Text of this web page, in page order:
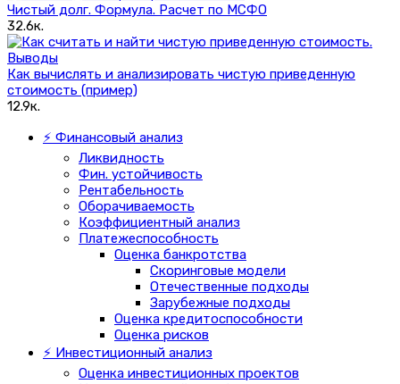
Чистый долг. Формула. Расчет по МСФО
32.6к.
Как вычислять и анализировать чистую приведенную
стоимость (пример)
12.9к.
⚡ Финансовый анализ
Ликвидность
Фин. устойчивость
Рентабельность
Оборачиваемость
Коэффициентный анализ
Платежеспособность
Оценка банкротства
Скоринговые модели
Отечественные подходы
Зарубежные подходы
Оценка кредитоспособности
Оценка рисков
⚡ Инвестиционный анализ
Оценка инвестиционных проектов